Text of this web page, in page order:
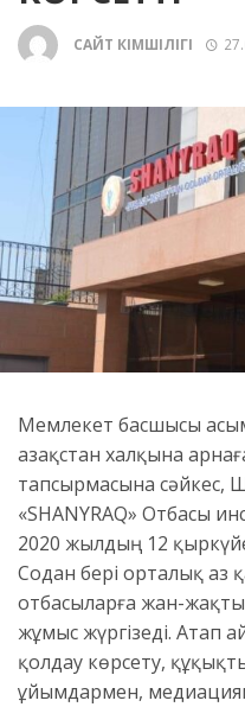
САЙТ ӘКІМШІЛІГІ
Мемлекет басшысы
Қазақстан халқына
тапсырмасына сәйкес,
«SHANYRAQ» Отбасы
2020 жылдың 12
Содан бері орталық аз
отбасыларға жан-
жұмыс жүргізеді. Атап
қолдау көрсету,
ұйымдармен,